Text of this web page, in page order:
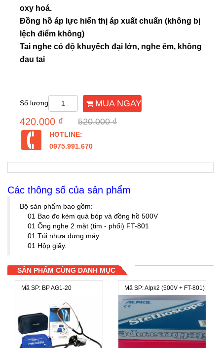
oxy hoá.
Đồng hồ áp lực hiển thị áp xuất chuẩn (không bị
lệch điểm không)
Tai nghe có độ khuyếch đại lớn, nghe êm, không
đau tai
Số lượng MUA NGAY
420.000 ₫ 520.000 ₫
HOTLINE:
0975.991.670
Các thông số của sản phẩm
Bộ sản phẩm bao gồm:
01 Bao đo kèm quả bóp và đồng hồ 500V
01 Ống nghe 2 mặt (tim - phổi) FT-801
01 Túi nhựa đựng máy
01 Hộp giấy.
SẢN PHẨM CÙNG DANH MỤC
Mã SP: BP AG1-20 Mã SP: Alpk2 (500V + FT-801)